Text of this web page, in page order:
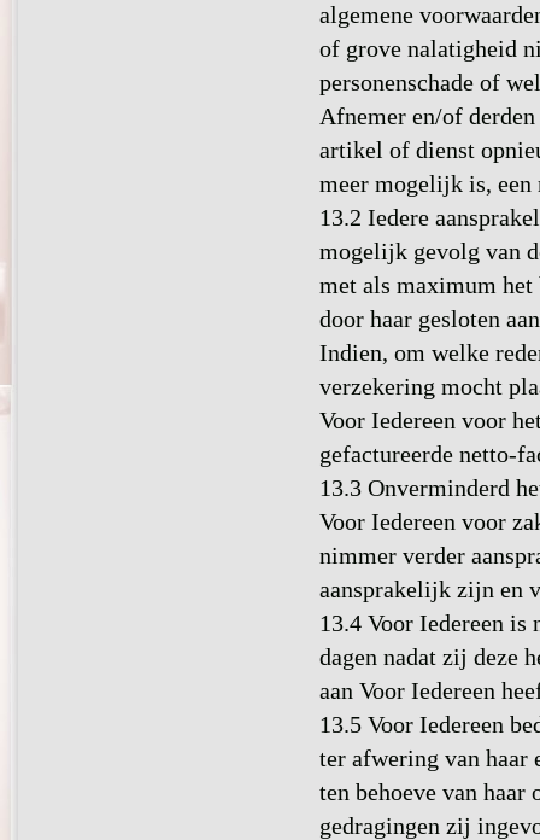
algemene
of grove nalatigheid
personenschade of
Afnemer en/of
artikel of dienst
meer mogelijk is, een
13.2 Iedere
mogelijk gevolg van
met als maximum het
door haar gesloten
Indien, om welke
verzekering mocht
Voor Iedereen voor
gefactureerde netto-
13.3 Onverminderd
Voor Iedereen voor
nimmer verder
aansprakelijk zijn en
13.4 Voor Iedereen
dagen nadat zij deze
aan Voor Iedereen
13.5 Voor Iedereen
ter afwering van haar
ten behoeve van
gedragingen zij